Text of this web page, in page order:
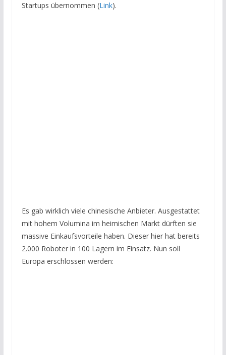
Startups übernommen (Link).
Es gab wirklich viele chinesische Anbieter. Ausgestattet
mit hohem Volumina im heimischen Markt dürften sie
massive Einkaufsvorteile haben. Dieser hier hat bereits
2.000 Roboter in 100 Lagern im Einsatz. Nun soll
Europa erschlossen werden: